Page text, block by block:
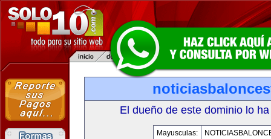
El dueño de este dominio lo
Mayusculas: